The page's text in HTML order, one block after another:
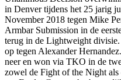
in Denver tijdens het 25 jarig
November 2018 tegen Mike
Armbar Submission in de
terug in de Lightweight
op tegen Alexander
neer en won via TKO in de
zowel de Fight of the Night